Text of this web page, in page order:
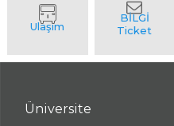
Üniversite